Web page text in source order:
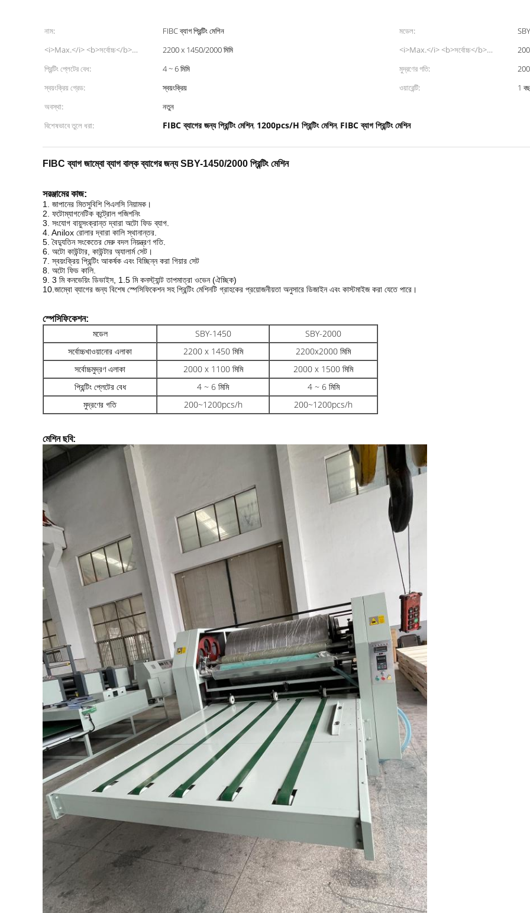
নাম: FIBC ব্যাগ প্রিন্টিং মেশিন মডেল:
<i>Max.</i> <b>সর্বোচ্চ</b>
<i>feeding area</i> <b>খাওয়ানোর
এলাকা</b>:
2200 x 1450/2000 মিমি
<i>Max.</i> <b>সর্বোচ্চ</b>
<i>printing area</i> <b>মুদ্রণ
এলাকা</b>:
প্রিন্টিং প্লেটের বেধ:
4 ~ 6 মিমি মুদ্রণের গতি:
স্বয়ংক্রিয় গ্রেড:
স্বয়ংক্রিয় ওয়ারেন্টি:
1
অবস্থা:
নতুন
বিশেষভাবে তুলে ধরা:
FIBC ব্যাগের জন্য প্রিন্টিং মেশিন, 1200pcs/H প্রিন্টিং মেশিন, FIBC ব্যাগ প্রিন্টিং মেশিন
FIBC ব্যাগ জাম্বো ব্যাগ বাল্ক ব্যাগের জন্য SBY-1450/2000 প্রিন্টিং মেশিন
সরঞ্জামের কাজ:
1. জাপানের মিতসুবিশি পিএলসি নিয়ামক।
2. ফটোম্যাগনেটিক কন্ট্রোল পজিশনিং
3. সংযোগ বায়ুসংক্রান্ত দ্বারা অটো ফিড ব্যাগ.
4. Anilox রোলার দ্বারা কালি স্থানান্তর.
5. বৈদ্যুতিন সংকেতের মেরু বদল নিয়ন্ত্রণ গতি.
6. অটো কাউন্টার, কাউন্টার অ্যালার্ম সেট।
7. স্বয়ংক্রিয় প্রিন্টিং আকর্ষক এবং বিচ্ছিন্ন করা গিয়ার সেট
8. অটো ফিড কালি.
9. 3 মি কনভেয়িং ডিভাইস, 1.5 মি কনস্ট্যান্ট তাপমাত্রা ওভেন (ঐচ্ছিক)
10. জাম্বো ব্যাগের জন্য বিশেষ স্পেসিফিকেশন সহ প্রিন্টিং মেশিনটি গ্রাহকের প্রয়োজনীয়তা অনুসারে ডিজাইন এবং কাস্টমাইজ করা যেতে পারে।
স্পেসিফিকেশন:
মডেল SBY-1450
SBY-2000
সর্বোচ্চখাওয়ানোর এলাকা
2200 x 1450 মিমি
2200x2000 মিমি
সর্বোচ্চমুদ্রণ এলাকা
2000 x 1100 মিমি
2000 x 1500 মিমি
প্রিন্টিং প্লেটের বেধ
4 ~ 6 মিমি
4 ~ 6 মিমি
মুদ্রণের গতি
200~1200pcs/h 200~1200pcs/h
মেশিন ছবি: